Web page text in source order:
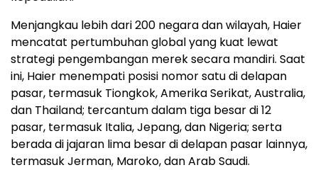
Menjangkau lebih dari 200 negara dan wilayah, Haier
mencatat pertumbuhan global yang kuat lewat
strategi pengembangan merek secara mandiri. Saat
ini, Haier menempati posisi nomor satu di delapan
pasar, termasuk Tiongkok, Amerika Serikat, Australia,
dan Thailand; tercantum dalam tiga besar di 12
pasar, termasuk Italia, Jepang, dan Nigeria; serta
berada di jajaran lima besar di delapan pasar lainnya,
termasuk Jerman, Maroko, dan Arab Saudi.